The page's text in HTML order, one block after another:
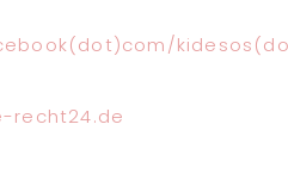
recht24.de